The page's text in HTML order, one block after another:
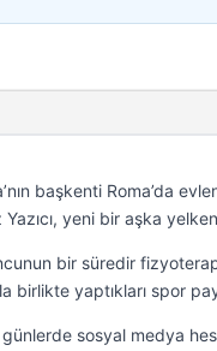
başkenti Roma’da
yeni bir aşka
bir süredir
birlikte yaptıkları spor
günlerde sosyal medya